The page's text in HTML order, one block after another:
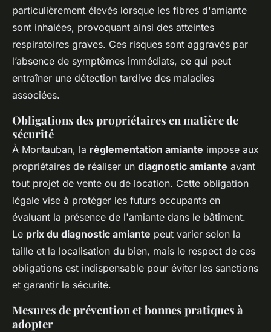
particulièrement élevés lorsque les fibres d'amiante
sont inhalées, provoquant ainsi des atteintes
respiratoires graves. Ces risques sont aggravés par
l’absence de symptômes immédiats, ce qui peut
entraîner une détection tardive des maladies
associées.
Obligations des propriétaires en matière de
sécurité
À Montauban, la règlementation amiante impose aux
propriétaires de réaliser un diagnostic amiante avant
tout projet de vente ou de location. Cette obligation
légale vise à protéger les futurs occupants en
évaluant la présence de l'amiante dans le bâtiment.
Le prix du diagnostic amiante peut varier selon la
taille et la localisation du bien, mais le respect de ces
obligations est indispensable pour éviter les sanctions
et garantir la sécurité.
Mesures de prévention et bonnes pratiques à
adopter